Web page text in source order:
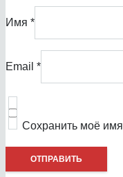
Имя *
Email *
Сохранить моё